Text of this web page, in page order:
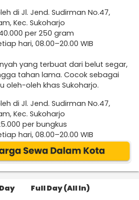
di Jl. Jend. Sudirman No.47,
Kec. Sukoharjo
per 250 gram
hari, 08.00–20.00 WIB
yang terbuat dari belut segar,
tahan lama. Cocok sebagai
oleh-oleh khas Sukoharjo.
di Jl. Jend. Sudirman No.47,
Kec. Sukoharjo
per bungkus
hari, 08.00–20.00 WIB
Full Day (All In)